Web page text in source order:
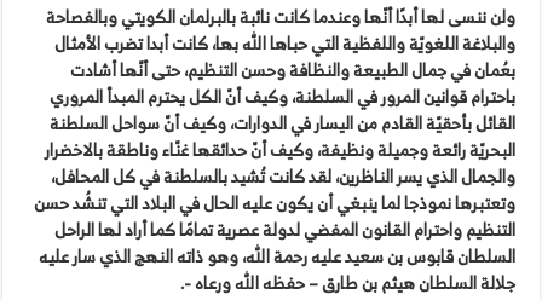
ولن ننسى لها أبدًا أنّها وعندما كانت نائبة بالبرلمان الكويتي وبالفصاحة
والبلاغة اللغويّة واللفظية التي حباها الله بها، كانت أبدا تضرب الأمثال
بعُمان في جمال الطبيعة والنظافة وحسن التنظيم، حتى أنّها أشادت
باحترام قوانين المرور في السلطنة، وكيف أنّ الكل يحترم المبدأ المروري
القائل بأحقيّة القادم من اليسار في الدوارات، وكيف أنّ سواحل السلطنة
البحريّة رائعة وجميلة ونظيفة، وكيف أنّ حدائقها غنّاء وناطقة بالاخضرار
والجمال الذي يسر الناظرين، لقد كانت تُشيد بالسلطنة في كل المحافل،
وتعتبرها نموذجا لما ينبغي أن يكون عليه الحال في البلاد التي تنشُد حسن
التنظيم واحترام القانون المفضي لدولة عصرية تمامًا كما أراد لها الراحل
السلطان قابوس بن سعيد عليه رحمة الله، وهو ذاته النهج الذي سار عليه
جلالة السلطان هيثم بن طارق – حفظه الله ورعاه -.